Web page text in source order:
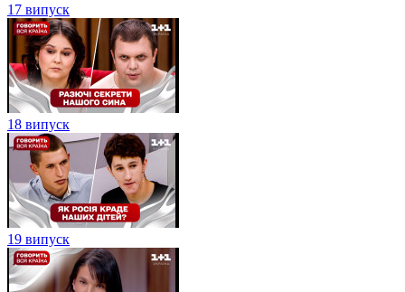
17 випуск
18 випуск
19 випуск